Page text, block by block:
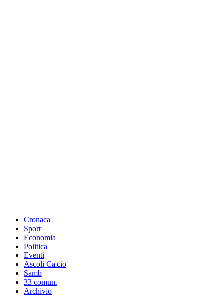
Cronaca
Sport
Economia
Politica
Eventi
Ascoli Calcio
Samb
33 comuni
Archivio